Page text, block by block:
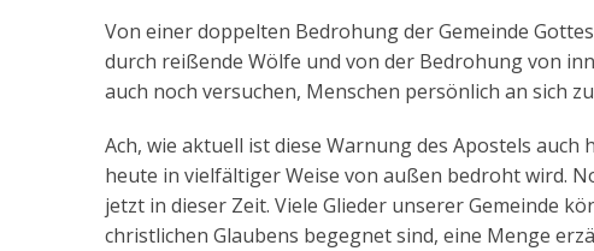
Von einer doppelten Bedrohung der Gemeinde
durch reißende Wölfe und von der Bedrohung von
auch noch versuchen, Menschen persönlich an sich
Ach, wie aktuell ist diese Warnung des Apostels auch
heute in vielfältiger Weise von außen bedroht wird.
jetzt in dieser Zeit. Viele Glieder unserer Gemeinde
christlichen Glaubens begegnet sind, eine Menge